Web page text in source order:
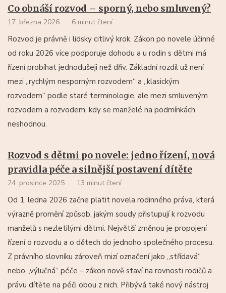
Co obnáší rozvod – sporný, nebo smluvený?
17. března 2026 6 minut čtení
Rozvod je právně i lidsky citlivý krok. Zákon po novele účinné
od roku 2026 více podporuje dohodu a u rodin s dětmi má
řízení probíhat jednodušeji než dřív. Základní rozdíl už není
mezi „rychlým nesporným rozvodem“ a „klasickým
rozvodem“ podle staré terminologie, ale mezi smluveným
rozvodem a rozvodem, kdy se manželé na podmínkách
neshodnou.
Rozvod s dětmi po novele: jedno řízení, nová
pravidla péče a silnější postavení dítěte
24. prosince 2025 13 minut čtení
Od 1. ledna 2026 začne platit novela rodinného práva, která
výrazně promění způsob, jakým soudy přistupují k rozvodu
manželů s nezletilými dětmi. Největší změnou je propojení
řízení o rozvodu a o dětech do jednoho společného procesu.
Z právního slovníku zároveň mizí označení jako „střídavá“
nebo „výlučná“ péče – zákon nově staví na rovnosti rodičů a
právu dítěte na péči obou z nich. Přibývá také nový nástroj